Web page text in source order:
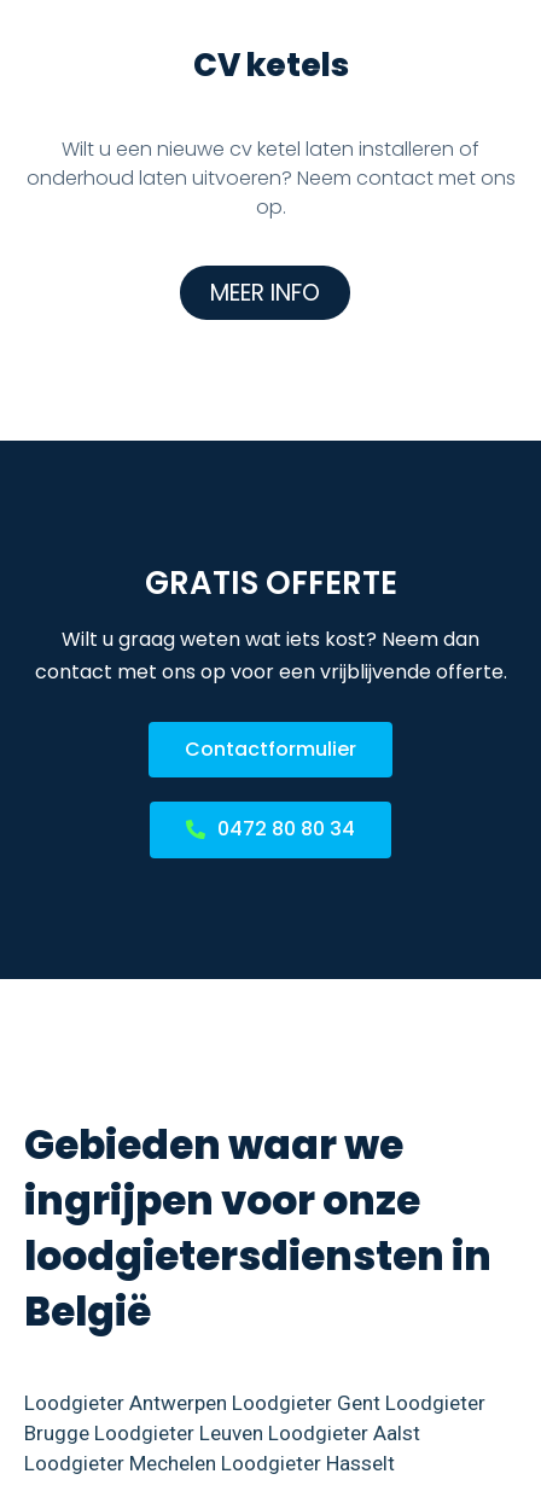
CV ketels
Wilt u een nieuwe cv ketel laten installeren of
onderhoud laten uitvoeren? Neem contact met ons
op.
MEER INFO
GRATIS OFFERTE
Wilt u graag weten wat iets kost? Neem dan
contact met ons op voor een vrijblijvende offerte.
Contactformulier
0472 80 80 34
Gebieden waar we
ingrijpen voor onze
loodgietersdiensten in
België
Loodgieter Antwerpen Loodgieter Gent Loodgieter
Brugge Loodgieter Leuven Loodgieter Aalst
Loodgieter Mechelen Loodgieter Hasselt